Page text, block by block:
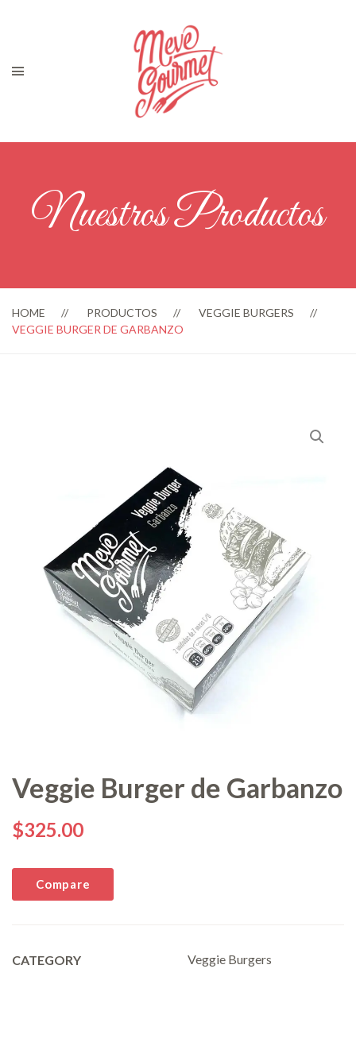
Nuestros Productos
HOME PRODUCTOS
VEGGIE BURGERS
VEGGIE BURGER DE GARBANZO
Veggie Burger de Garbanzo
$325.00
Compare
CATEGORY Veggie Burgers